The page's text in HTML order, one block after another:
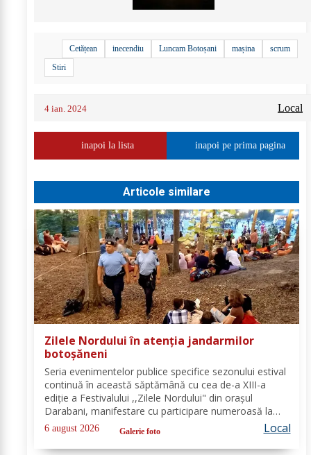
Cetățean inecendiu Luncam Botoșani mașina
scrum
Stiri
4 ian. 2024 Local
inapoi la lista inapoi pe prima pagina
Articole similare
Zilele Nordului în atenția jandarmilor
botoșăneni
Seria evenimentelor publice specifice sezonului estival
continuă în această săptămână cu cea de-a XIII-a
ediție a Festivalului ,,Zilele Nordului" din orașul
Darabani, manifestare cu participare numeroasă la
care Inspectoratul de Jandarmi Județean Botoșani, în
cooperare cu partenerii instituționali,...
6 august 2026 Galerie foto Local